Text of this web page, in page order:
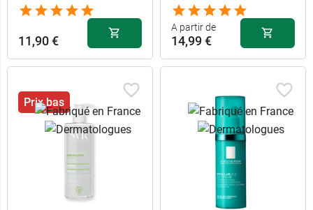
11,90 €
A partir de
14,99 €
Prix bas